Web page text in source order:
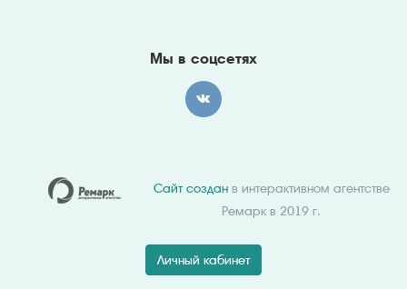
Мы в соцсетях
Сайт созданв интерактивном агентстве
Ремарк в 2019 г.
Личный кабинет